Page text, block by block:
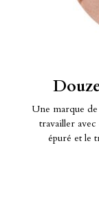
Une marque
travailler
épuré et le